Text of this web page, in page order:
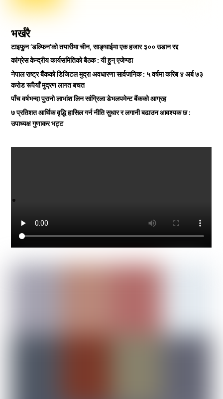
भर्खरै
टाइफुन ‘डल्फिन’को तयारीमा चीन, साङ्घाईमा एक हजार ३०० उडान रद्द
कांग्रेस केन्द्रीय कार्यसमितिको बैठक : यी हुन् एजेण्डा
नेपाल राष्ट्र बैंकको डिजिटल मुद्रा अवधारणा सार्वजनिक : ५ वर्षमा करिब ४ अर्ब ७३
करोड रूपैयाँ मुद्रण लागत बचत
पाँच वर्षभन्दा पुरानो लाभांश लिन सांग्रिला डेभलपमेन्ट बैंकको आग्रह
७ प्रतिशत आर्थिक वृद्धि हासिल गर्न नीति सुधार र लगानी बढाउन आवश्यक छ :
उपाध्यक्ष गुणाकर भट्ट